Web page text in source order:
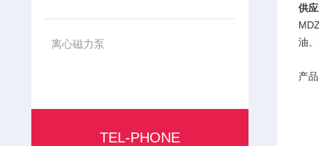
离心磁力泵
TEL-PHONE
供
油
产